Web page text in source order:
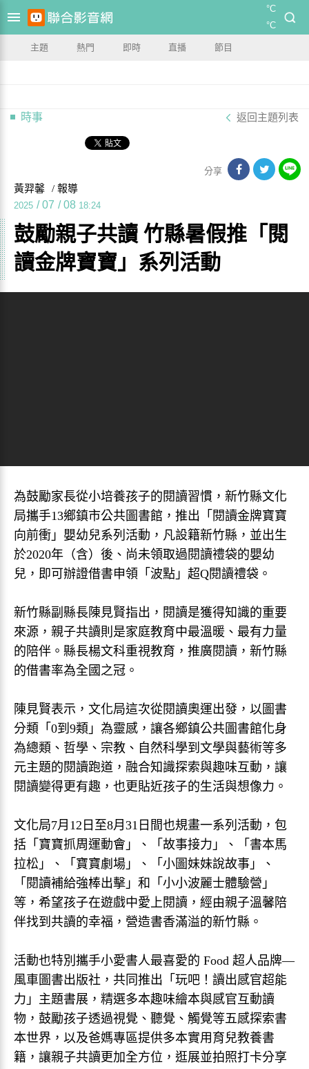
°C
°C
主題 熱門 即時 直播 節目
時事 返回主題列表
分享
黃羿馨 / 報導
2025 / 07 / 08 18:24
鼓勵親子共讀 竹縣暑假推「閱
讀金牌寶寶」系列活動
為鼓勵家長從小培養孩子的閱讀習慣，新竹縣文化
局攜手13鄉鎮市公共圖書館，推出「閱讀金牌寶寶
向前衝」嬰幼兒系列活動，凡設籍新竹縣，並出生
於2020年（含）後、尚未領取過閱讀禮袋的嬰幼
兒，即可辦證借書申領「波點」超Q閱讀禮袋。
新竹縣副縣長陳見賢指出，閱讀是獲得知識的重要
來源，親子共讀則是家庭教育中最溫暖、最有力量
的陪伴。縣長楊文科重視教育，推廣閱讀，新竹縣
的借書率為全國之冠。
陳見賢表示，文化局這次從閱讀奧運出發，以圖書
分類「0到9類」為靈感，讓各鄉鎮公共圖書館化身
為總類、哲學、宗教、自然科學到文學與藝術等多
元主題的閱讀跑道，融合知識探索與趣味互動，讓
閱讀變得更有趣，也更貼近孩子的生活與想像力。
文化局7月12日至8月31日間也規畫一系列活動，包
括「寶寶抓周運動會」、「故事接力」、「書本馬
拉松」、「寶寶劇場」、「小圖妹妹說故事」、
「閱讀補給強棒出擊」和「小小波麗士體驗營」
等，希望孩子在遊戲中愛上閱讀，經由親子溫馨陪
伴找到共讀的幸福，營造書香滿溢的新竹縣。
活動也特別攜手小愛書人最喜愛的 Food 超人品牌—
風車圖書出版社，共同推出「玩吧！讀出感官超能
力」主題書展，精選多本趣味繪本與感官互動讀
物，鼓勵孩子透過視覺、聽覺、觸覺等五感探索書
本世界，以及爸媽專區提供多本實用育兒教養書
籍，讓親子共讀更加全方位，逛展並拍照打卡分享